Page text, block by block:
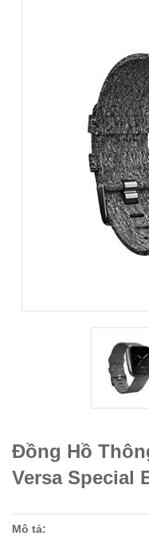
Đồng Hồ
Versa Special
Mô tả: